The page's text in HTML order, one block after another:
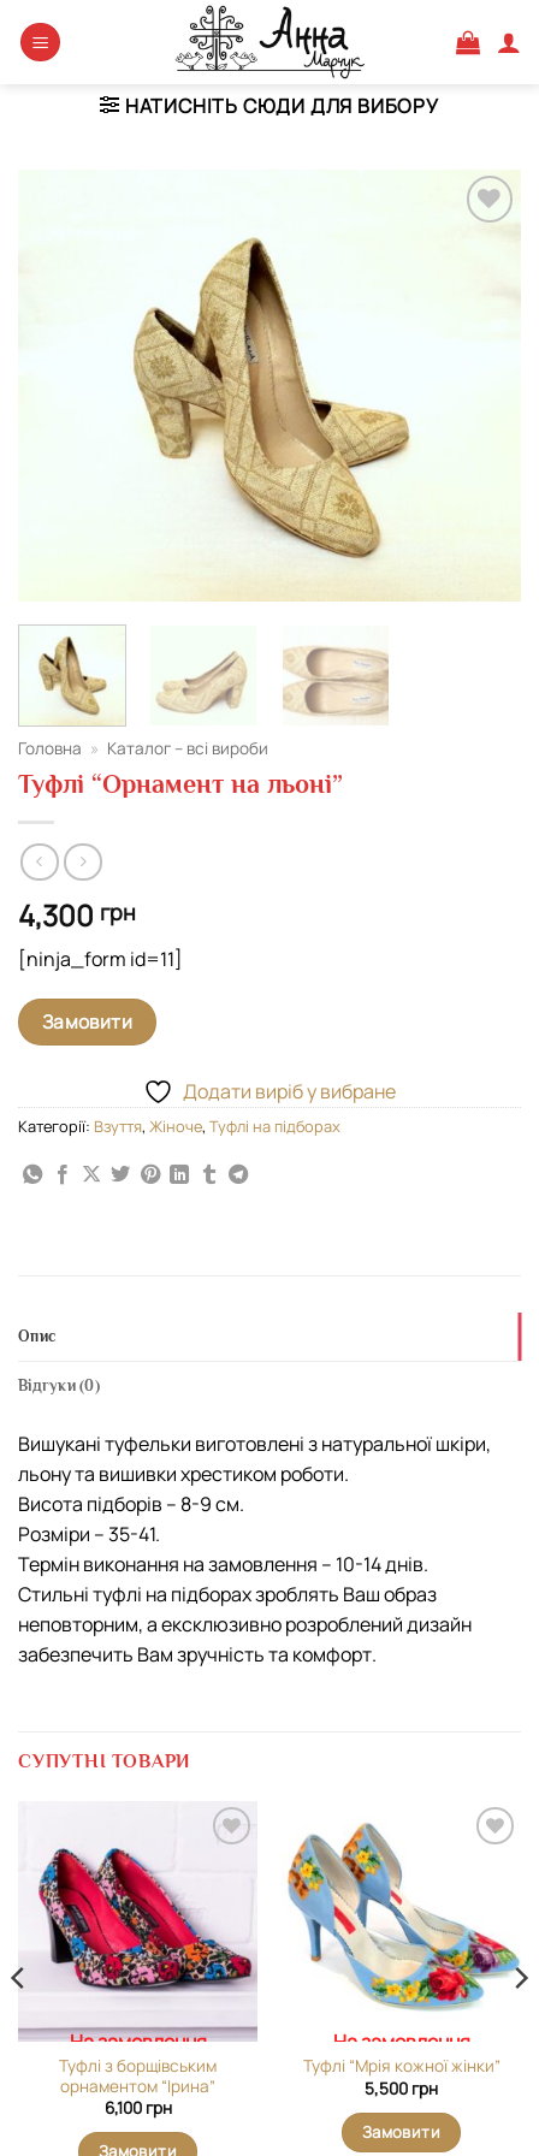
НАТИСНІТЬ СЮДИ ДЛЯ ВИБОРУ
Головна » Каталог – всі вироби
Туфлі “Орнамент на льоні”
4,300 грн
[ninja_form id=11]
Замовити
Додати виріб у вибране
Категорії: Взуття, Жіноче, Туфлі на підборах
Опис
Відгуки (0)
Вишукані туфельки виготовлені з натуральної шкіри,
льону та вишивки хрестиком роботи.
Висота підборів – 8-9 см.
Розміри – 35-41.
Термін виконання на замовлення – 10-14 днів.
Стильні туфлі на підборах зроблять Ваш образ
неповторним, а ексклюзивно розроблений дизайн
забезпечить Вам зручність та комфорт.
СУПУТНІ ТОВАРИ
На замовлення
Туфлі з борщівським
орнаментом “Ірина”
6,100 грн
Замовити
На замовлення
Туфлі “Мрія кожної жінки”
5,500 грн
Замовити